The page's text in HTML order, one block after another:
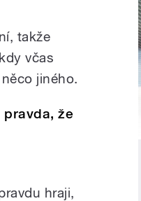
takže
včas
jiného.
že
hraji,